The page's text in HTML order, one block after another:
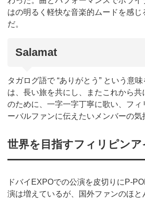
はの明るく軽快な音楽的ムードを感じ
だ。
Salamat
タガログ語で “ありがとう” という意味
は、長い旅を共にし、またこれから共
のために、一字一字丁寧に歌い、フィ
ーバルファンに伝えたいメンバーの気
世界を目指すフィリピン
ドバイEXPOでの公演を皮切りにP-
演は増えているが、国外ファンのほと